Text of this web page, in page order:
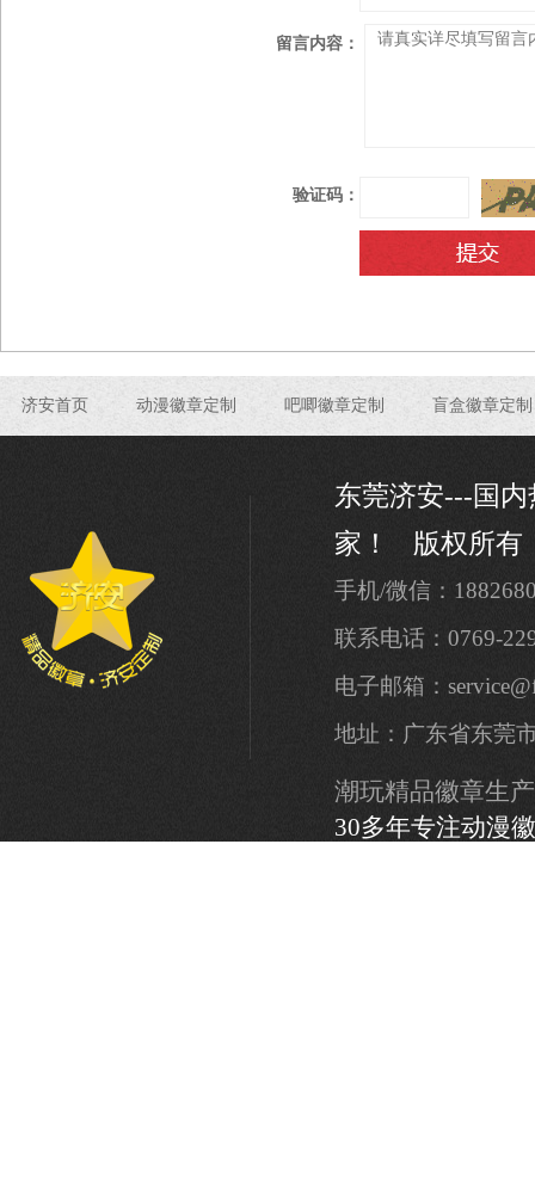
留言内容：
验证码：
济安首页 动漫徽章定制 吧唧徽章定制 盲盒徽章定制
东莞济安---国
家！
版权所有
手机/微信：
联系电话：0769-
电子邮箱：
地址：广东省东莞
潮玩精品徽章生
30多年专注动漫